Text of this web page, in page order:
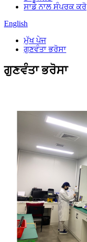
ਸਾਡੇ ਨਾਲ ਸੰਪਰਕ ਕਰੋ
English
ਮੁੱਖ ਪੇਜ
ਗੁਣਵੰਤਾ ਭਰੋਸਾ
ਗੁਣਵੰਤਾ ਭਰੋਸਾ